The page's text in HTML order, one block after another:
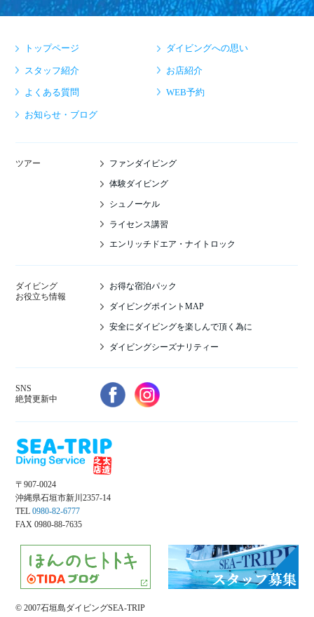
トップページ ダイビングへの思い
スタッフ紹介 お店紹介
よくある質問 WEB予約
お知らせ・ブログ
ツアー ファンダイビング
体験ダイビング
シュノーケル
ライセンス講習
エンリッチドエア・ナイトロック
ダイビング
お役立ち情報
お得な宿泊パック
ダイビングポイントMAP
安全にダイビングを楽しんで頂く為に
ダイビングシーズナリティー
SNS
絶賛更新中
〒907-0024
沖縄県石垣市新川2357-14
TEL 0980-82-6777
FAX 0980-88-7635
© 2007石垣島ダイビングSEA-TRIP